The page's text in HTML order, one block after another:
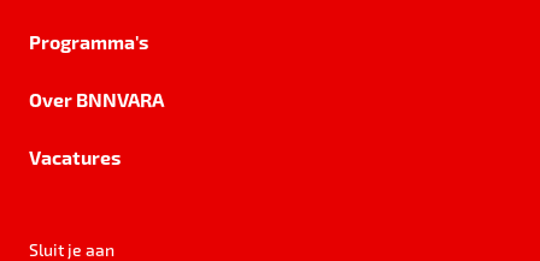
Programma's
Over BNNVARA
Vacatures
Sluit je aan